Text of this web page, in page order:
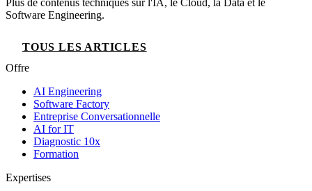
Plus de contenus techniques sur l'IA, le Cloud, la Data et le
Software Engineering.
TOUS LES ARTICLES
Offre
AI Engineering
Software Factory
Entreprise Conversationnelle
AI for IT
Diagnostic 10x
Formation
Expertises